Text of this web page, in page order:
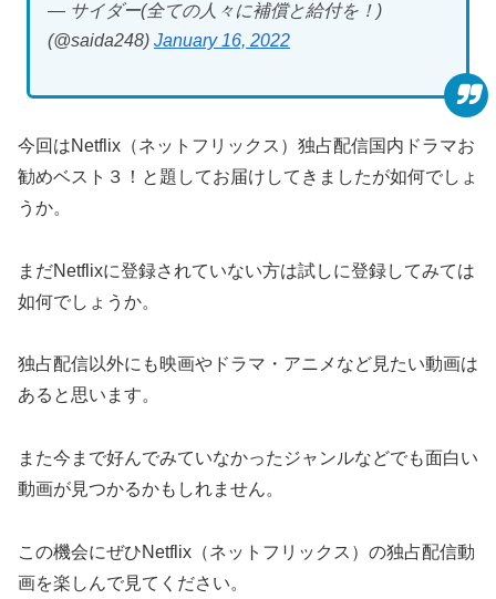
— サイダー(全ての人々に補償と給付を！)
(@saida248) January 16, 2022
今回はNetflix（ネットフリックス）独占配信国内ドラマお
勧めベスト３！と題してお届けしてきましたが如何でしょ
うか。
まだNetflixに登録されていない方は試しに登録してみては
如何でしょうか。
独占配信以外にも映画やドラマ・アニメなど見たい動画は
あると思います。
また今まで好んでみていなかったジャンルなどでも面白い
動画が見つかるかもしれません。
この機会にぜひNetflix（ネットフリックス）の独占配信動
画を楽しんで見てください。